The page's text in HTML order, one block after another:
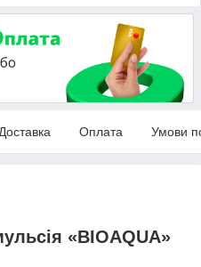
Оплата Умови
«BIOAQUA»